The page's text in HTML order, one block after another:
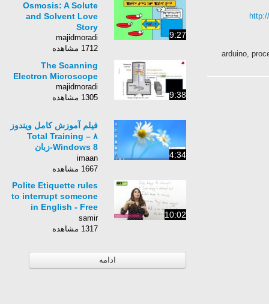
arduino,
9:27
Osmosis: A Solute
and Solvent Love
Story
majidmoradi
1712 مشاهده
9:38
The Scanning
Electron Microscope
majidmoradi
1305 مشاهده
4:34
فیلم آموزش کامل ویندوز
۸ – Total Training
Windows 8-زبان
انگلیسی -بخش 93
imaan
1667 مشاهده
10:02
Polite Etiquette rules
to interrupt someone
in English - Free
English lessons
samir
1317 مشاهده
ادامه